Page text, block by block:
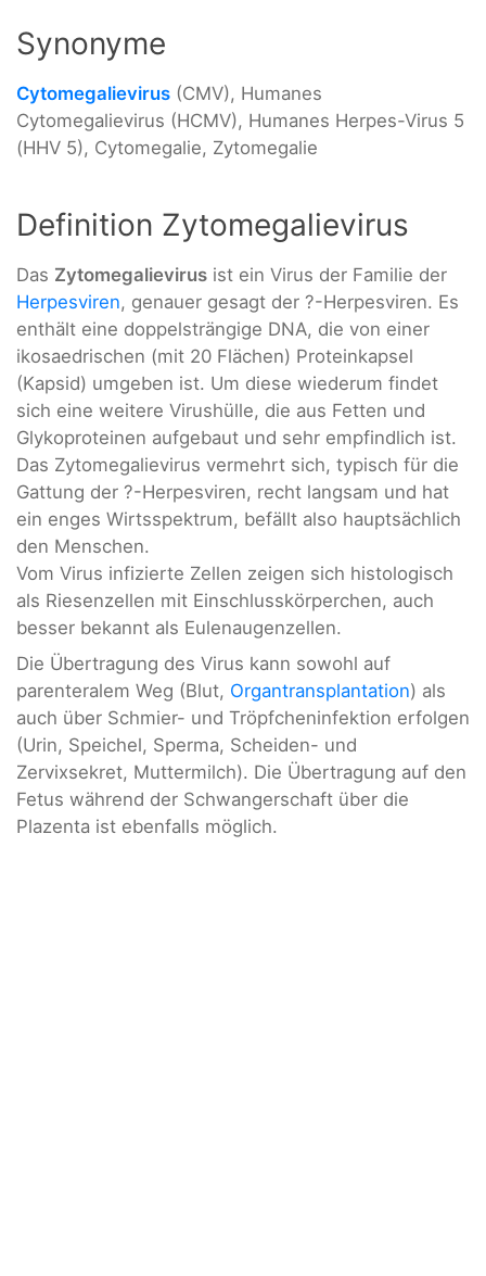
Synonyme
Cytomegalievirus (CMV), Humanes
Cytomegalievirus (HCMV), Humanes Herpes-Virus 5
(HHV 5), Cytomegalie, Zytomegalie
Definition Zytomegalievirus
Das Zytomegalievirus ist ein Virus der Familie der
Herpesviren, genauer gesagt der ?-Herpesviren. Es
enthält eine doppelsträngige DNA, die von einer
ikosaedrischen (mit 20 Flächen) Proteinkapsel
(Kapsid) umgeben ist. Um diese wiederum findet
sich eine weitere Virushülle, die aus Fetten und
Glykoproteinen aufgebaut und sehr empfindlich ist.
Das Zytomegalievirus vermehrt sich, typisch für die
Gattung der ?-Herpesviren, recht langsam und hat
ein enges Wirtsspektrum, befällt also hauptsächlich
den Menschen.
Vom Virus infizierte Zellen zeigen sich histologisch
als Riesenzellen mit Einschlusskörperchen, auch
besser bekannt als Eulenaugenzellen.
Die Übertragung des Virus kann sowohl auf
parenteralem Weg (Blut, Organtransplantation) als
auch über Schmier- und Tröpfcheninfektion erfolgen
(Urin, Speichel, Sperma, Scheiden- und
Zervixsekret, Muttermilch). Die Übertragung auf den
Fetus während der Schwangerschaft über die
Plazenta ist ebenfalls möglich.